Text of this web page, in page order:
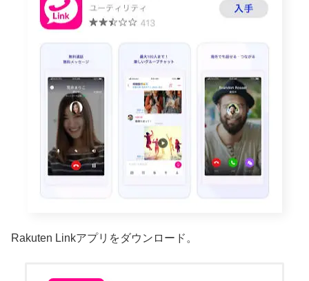
Rakuten Linkアプリをダウンロード。